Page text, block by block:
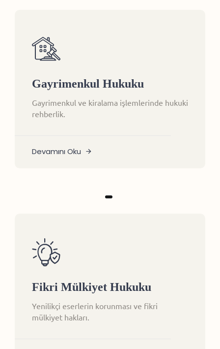
Gayrimenkul Hukuku
Gayrimenkul ve kiralama işlemlerinde hukuki
rehberlik.
Devamını Oku
Fikri Mülkiyet Hukuku
Yenilikçi eserlerin korunması ve fikri
mülkiyet hakları.